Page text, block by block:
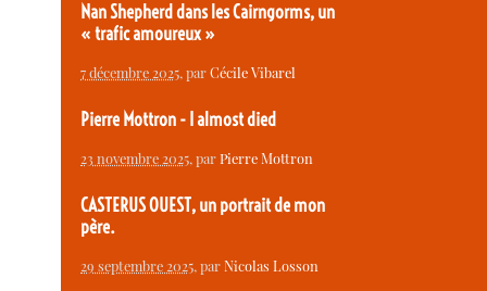
Nan Shepherd dans les Cairngorms, un
« trafic amoureux »
7 décembre 2025, parCécile Vibarel
Pierre Mottron - I almost died
23 novembre 2025, parPierre Mottron
CASTERUS OUEST, un portrait de mon
père.
29 septembre 2025, parNicolas Losson